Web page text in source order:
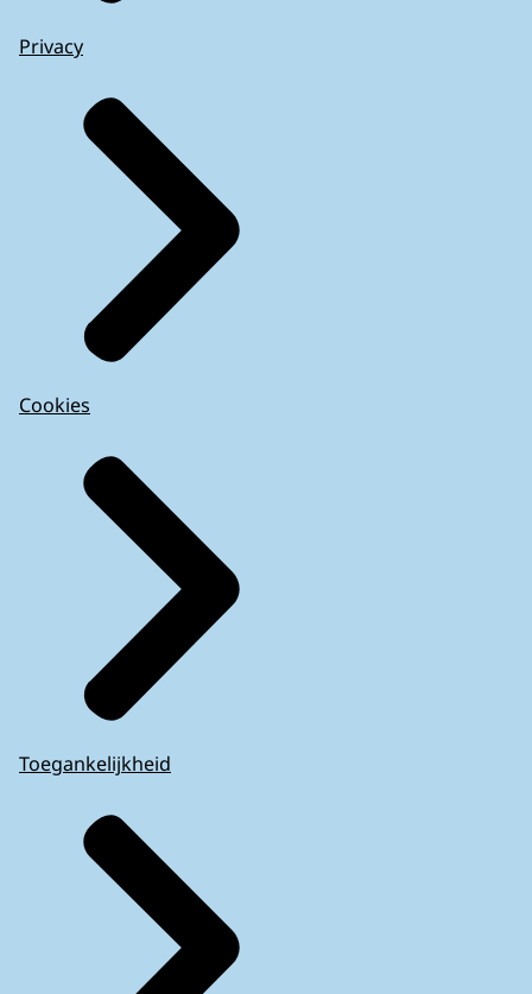
Privacy
Cookies
Toegankelijkheid